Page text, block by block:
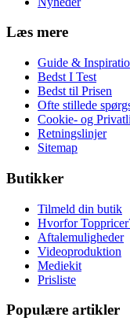
Læs mere
Guide &
Bedst I Test
Bedst til Prisen
Ofte stillede
Cookie- og
Retningslinjer
Sitemap
Butikker
Tilmeld din butik
Hvorfor
Aftalemuligheder
Videoproduktion
Mediekit
Prisliste
Populære artikler